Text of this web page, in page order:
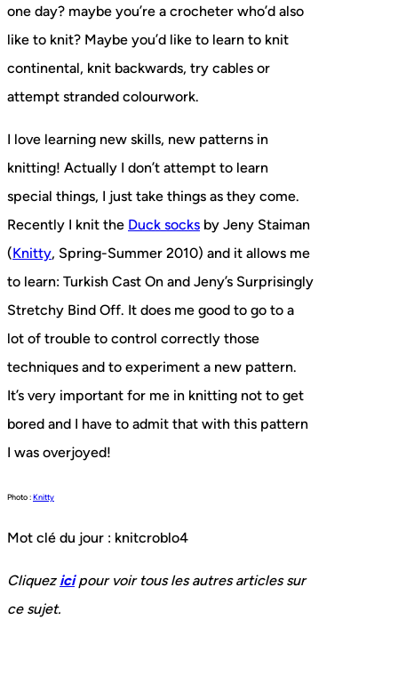
one day? maybe you’re a crocheter who’d also
like to knit? Maybe you’d like to learn to knit
continental, knit backwards, try cables or
attempt stranded colourwork.
I love learning new skills, new patterns in
knitting! Actually I don’t attempt to learn
special things, I just take things as they come.
Recently I knit the Duck socks by Jeny Staiman
(Knitty, Spring-Summer 2010) and it allows me
to learn: Turkish Cast On and Jeny’s Surprisingly
Stretchy Bind Off. It does me good to go to a
lot of trouble to control correctly those
techniques and to experiment a new pattern.
It’s very important for me in knitting not to get
bored and I have to admit that with this pattern
I was overjoyed!
Photo :Knitty
Mot clé du jour : knitcroblo4
Cliquez icipour voir tous les autres articles sur
ce sujet.